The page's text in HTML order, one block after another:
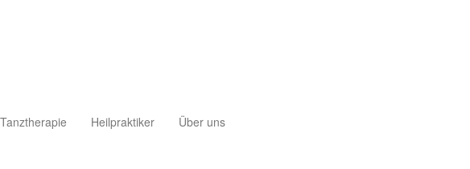
Tanztherapie Heilpraktiker Über uns